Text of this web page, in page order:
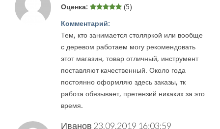
Оценка: (5)
Комментарий:
Тем, кто занимается столяркой или вообще
с деревом работаем могу рекомендовать
этот магазин, товар отличный, инструмент
поставляют качественный. Около года
постоянно оформляю здесь заказы, тк
работа обязывает, претензий никаких за это
время.
Иванов 23.09.2019 16:03:59